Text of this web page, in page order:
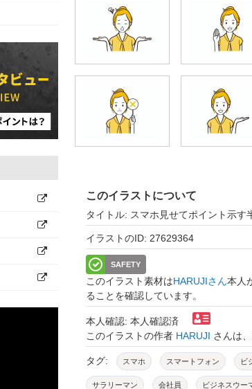
このイラストについて
タイトル: スマホ見せてポイント示す
イラストのID: 27629364
SAFETY
このイラスト素材はHARUJIさん本人
ることを確認しています。
本人確認: 本人確認済
このイラストの作者 HARUJI さんは
タグ: スマホ スマートフォン ビ
サラリーマン 会社員 ビジネスウー